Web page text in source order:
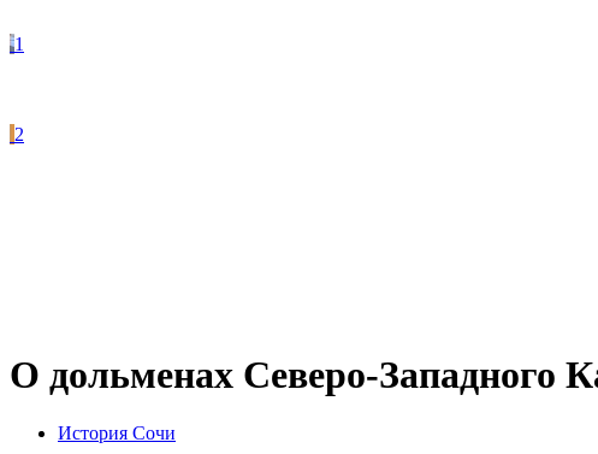
1
2
О дольменах Северо-Западного
История Сочи